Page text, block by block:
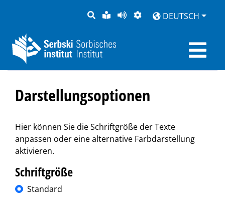
SUCHELEICHTE
SPRACHE
SEITEDARSTELLUNG
DEUTSCH
Darstellungsoptionen
Hier können Sie die Schriftgröße der Texte
anpassen oder eine alternative Farbdarstellung
aktivieren.
Schriftgröße
Standard